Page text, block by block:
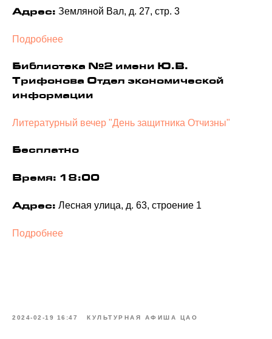
Адрес: Земляной Вал, д. 27, стр. 3
Подробнее
Библиотека №2 имени Ю.В.
Трифонова Отдел экономической
информации
Литературный вечер "День защитника Отчизны"
Бесплатно
Время: 18:00
Адрес: Лесная улица, д. 63, строение 1
Подробнее
2024-02-19 16:47 КУЛЬТУРНАЯ АФИША ЦАО